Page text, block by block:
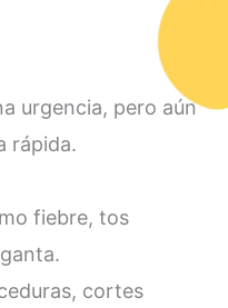
urgencia, pero aún
rápida.
fiebre, tos
cortes